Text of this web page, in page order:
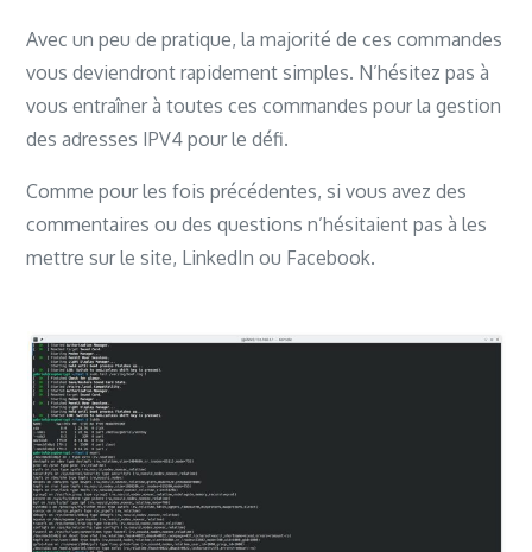
Avec un peu de pratique, la majorité de ces commandes
vous deviendront rapidement simples. N’hésitez pas à
vous entraîner à toutes ces commandes pour la gestion
des adresses IPV4 pour le défi.
Comme pour les fois précédentes, si vous avez des
commentaires ou des questions n’hésitaient pas à les
mettre sur le site, LinkedIn ou Facebook.